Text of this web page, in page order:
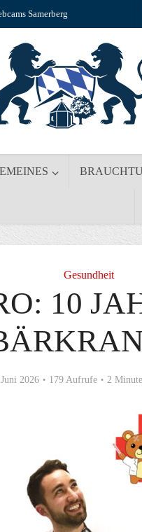
Samerberg
Gesundheit
10
2026 179 Aufrufe 2